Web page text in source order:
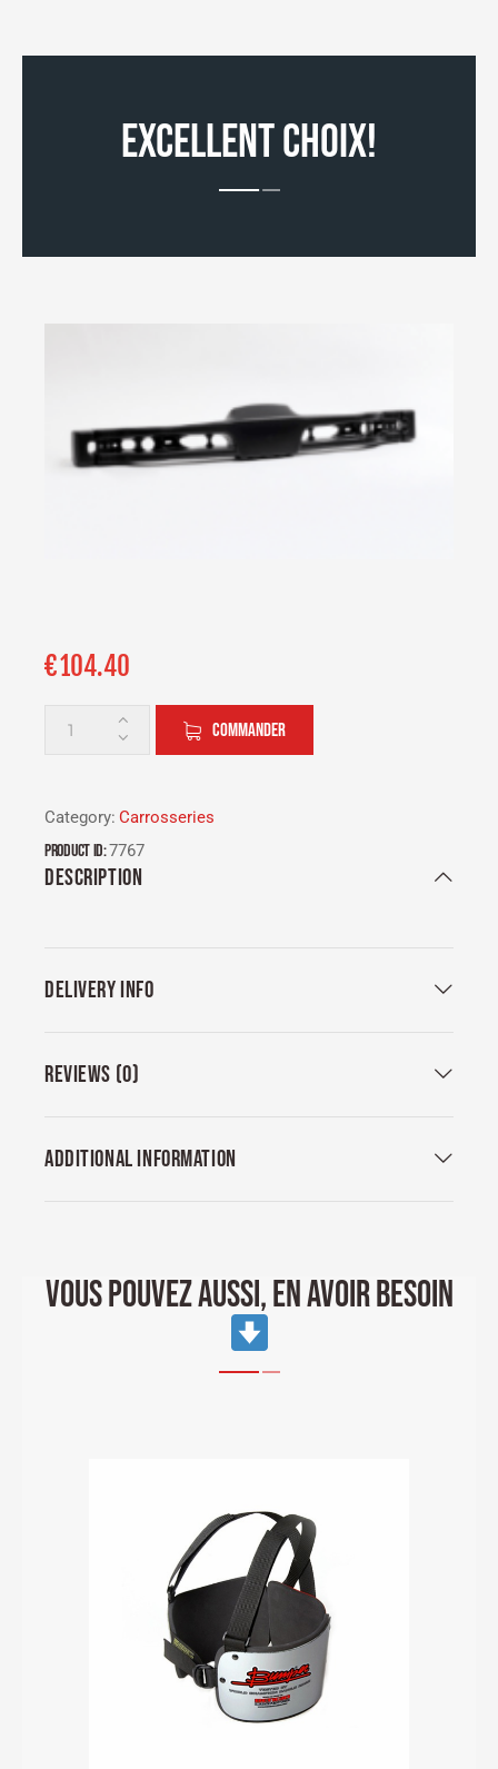
EXCELLENT CHOIX!
€104.40
COMMANDER
Category: Carrosseries
Product ID:7767
DESCRIPTION
DELIVERY INFO
REVIEWS (0)
ADDITIONAL INFORMATION
VOUS POUVEZ AUSSI, EN AVOIR BESOIN